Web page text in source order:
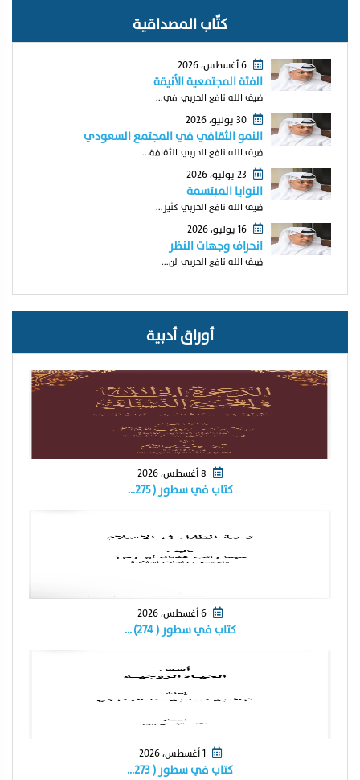
كتّاب المصداقية
6 أغسطس، 2026
الفئة المجتمعية الأنيقة
ضيف الله نافع الحربي في...
30 يوليو، 2026
النمو الثقافي في المجتمع السعودي
ضيف الله نافع الحربي الثقافة...
النوايا المبتسمة
ضيف الله نافع الحربي كثير...
16 يوليو، 2026
انحراف وجهات النظر
ضيف الله نافع الحربي لن...
أوراق أدبية
كتاب في سطور ( ٢٧٥…
كتاب في سطور ( ٢٧٤) …
1 أغسطس، 2026
كتاب في سطور ( ٢٧٣…